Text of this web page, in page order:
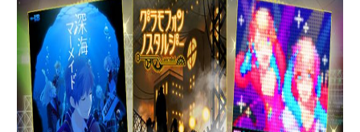
グッズ・本
ギャラリー
ミュージック
グッズ・本
ギャラリー